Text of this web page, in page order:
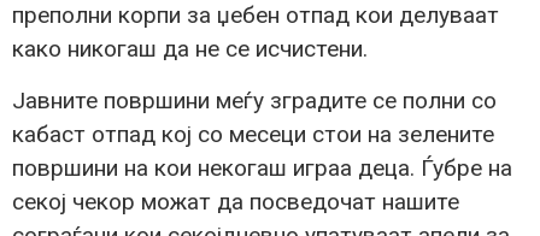
преполни корпи за џебен отпад кои делуваат
како никогаш да не се исчистени.
Јавните површини меѓу зградите се полни со
кабаст отпад кој со месеци стои на зелените
површини на кои некогаш играа деца. Ѓубре на
секој чекор можат да посведочат нашите